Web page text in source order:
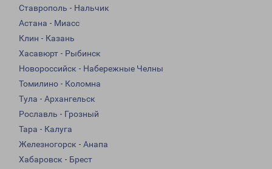
Ставрополь - Нальчик
Астана - Миасс
Клин - Казань
Хасавюрт - Рыбинск
Новороссийск - Набережные Челны
Томилино - Коломна
Тула - Архангельск
Рославль - Грозный
Тара - Калуга
Железногорск - Анапа
Хабаровск - Брест